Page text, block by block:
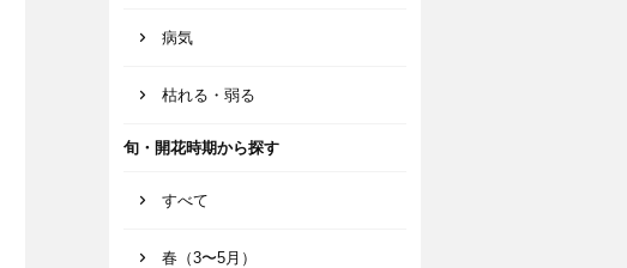
病気
枯れる・弱る
旬・開花時期から探す
すべて
春（3〜5月）